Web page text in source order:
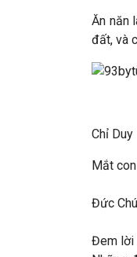
Ăn năn
đất, và
Chỉ
Mắt
Đức
Đem lời